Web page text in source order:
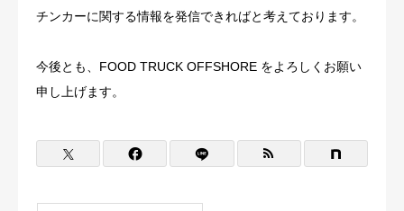
チンカーに関する情報を発信できればと考えております。
今後とも、FOOD TRUCK OFFSHORE をよろしくお願い
申し上げます。